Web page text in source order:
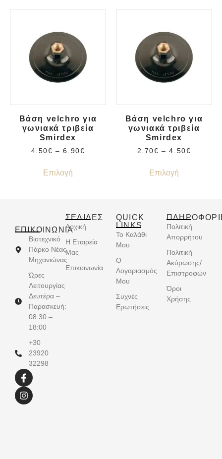
Βάση velchro για
γωνιακά τριβεία
Smirdex
4.50€ – 6.90€
Επιλογή
Βάση velchro για
γωνιακά τριβεία
Smirdex
2.70€ – 4.50€
Επιλογή
ΕΠΙΚΟΙΝΩΝΊΑ
Βιοτεχνικό
Πάρκο Νέας
Μηχανιώνας
Ώρες
Λειτουργίας
Δευτέρα –
Παρασκευή:
08:30 –
18:00
+30
23920
32298
ΣΕΛΙΔΕΣ
Αρχική
Η Εταιρεία
Μας
Επικοινωνία
QUICK
LINKS
Το Καλάθι
Μου
Ο
Λογαριασμός
Μου
Συχνές
Ερωτήσεις
Πολιτική
Απορρήτου
Πολιτική
Ακύρωσης/
Επιστροφών
Όροι
Χρήσης